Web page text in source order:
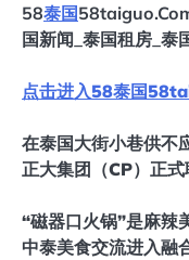
58泰国
国新闻_泰国租房_泰
点击进入58泰国
在泰国大街小巷供不
正大集团（CP）正式
“磁器口火锅”是麻辣
中泰美食交流进入融